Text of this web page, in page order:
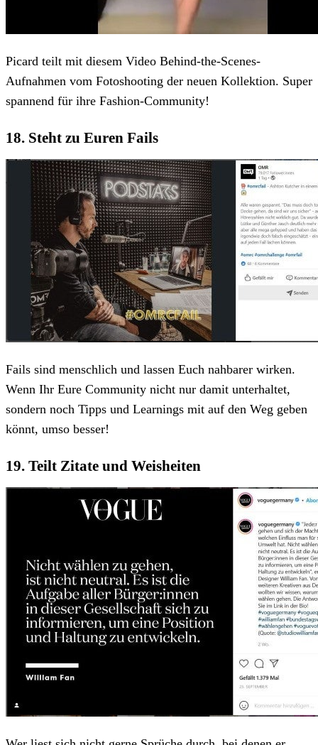
Picard teilt mit diesem Video Behind-the-Scenes-
Aufnahmen vom Fotoshooting der neuen Kollektion. Super
spannend für ihre Fashion-Community!
18. Steht zu Euren Fails
Fails sind menschlich und lassen Euch nahbarer wirken.
Wenn Ihr Eure Community nicht nur damit unterhaltet,
sondern noch Tipps und Learnings mit auf den Weg geben
könnt, umso besser!
19. Teilt Zitate und Weisheiten